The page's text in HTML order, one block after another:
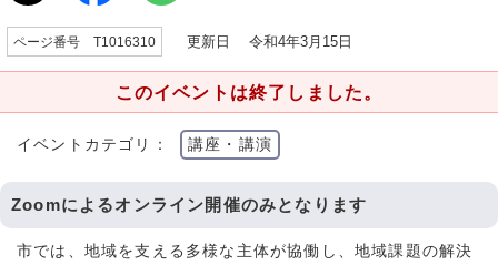
ページ番号 T1016310 更新日 令和4年3月15日
このイベントは終了しました。
イベントカテゴリ： 講座・講演
Zoomによるオンライン開催のみとなります
市では、地域を支える多様な主体が協働し、地域課題の解決